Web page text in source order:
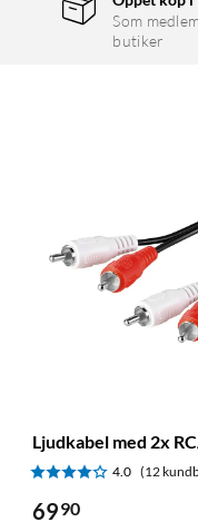
Som
butiker
Ljudkabel med 2x
4.0 (12
6990